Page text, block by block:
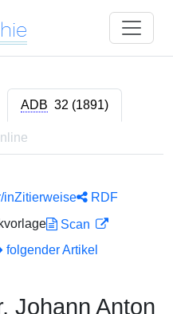
ADB 32 (1891)
inZitierweise
RDF
Scan
folgender Artikel
Johann Anton